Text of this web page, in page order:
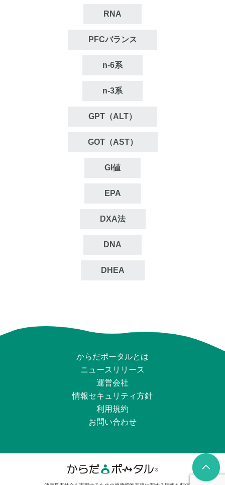
RNA
PFCバランス
n‐6系
n‐3系
GPT（ALT）
GOT（AST）
GI値
EPA
DXA法
DNA
DHEA
からだポータルとは
ニュースリリース
運営会社
情報セキュリティ⽅針
利用規約
お問い合わせ